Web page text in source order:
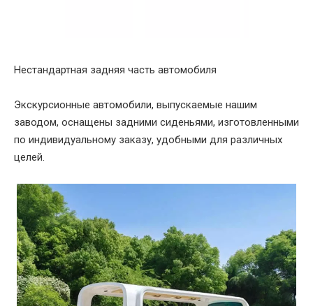
Нестандартная задняя часть автомобиля
Экскурсионные автомобили, выпускаемые нашим
заводом, оснащены задними сиденьями, изготовленными
по индивидуальному заказу, удобными для различных
целей.